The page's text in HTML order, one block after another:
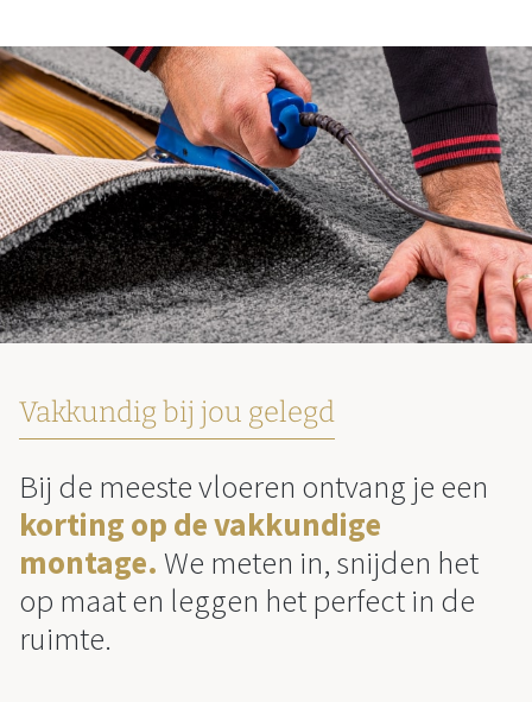
Vakkundig bij jou gelegd
Bij de meeste vloeren ontvang je een
korting op de vakkundige
montage. We meten in, snijden het
op maat en leggen het perfect in de
ruimte.